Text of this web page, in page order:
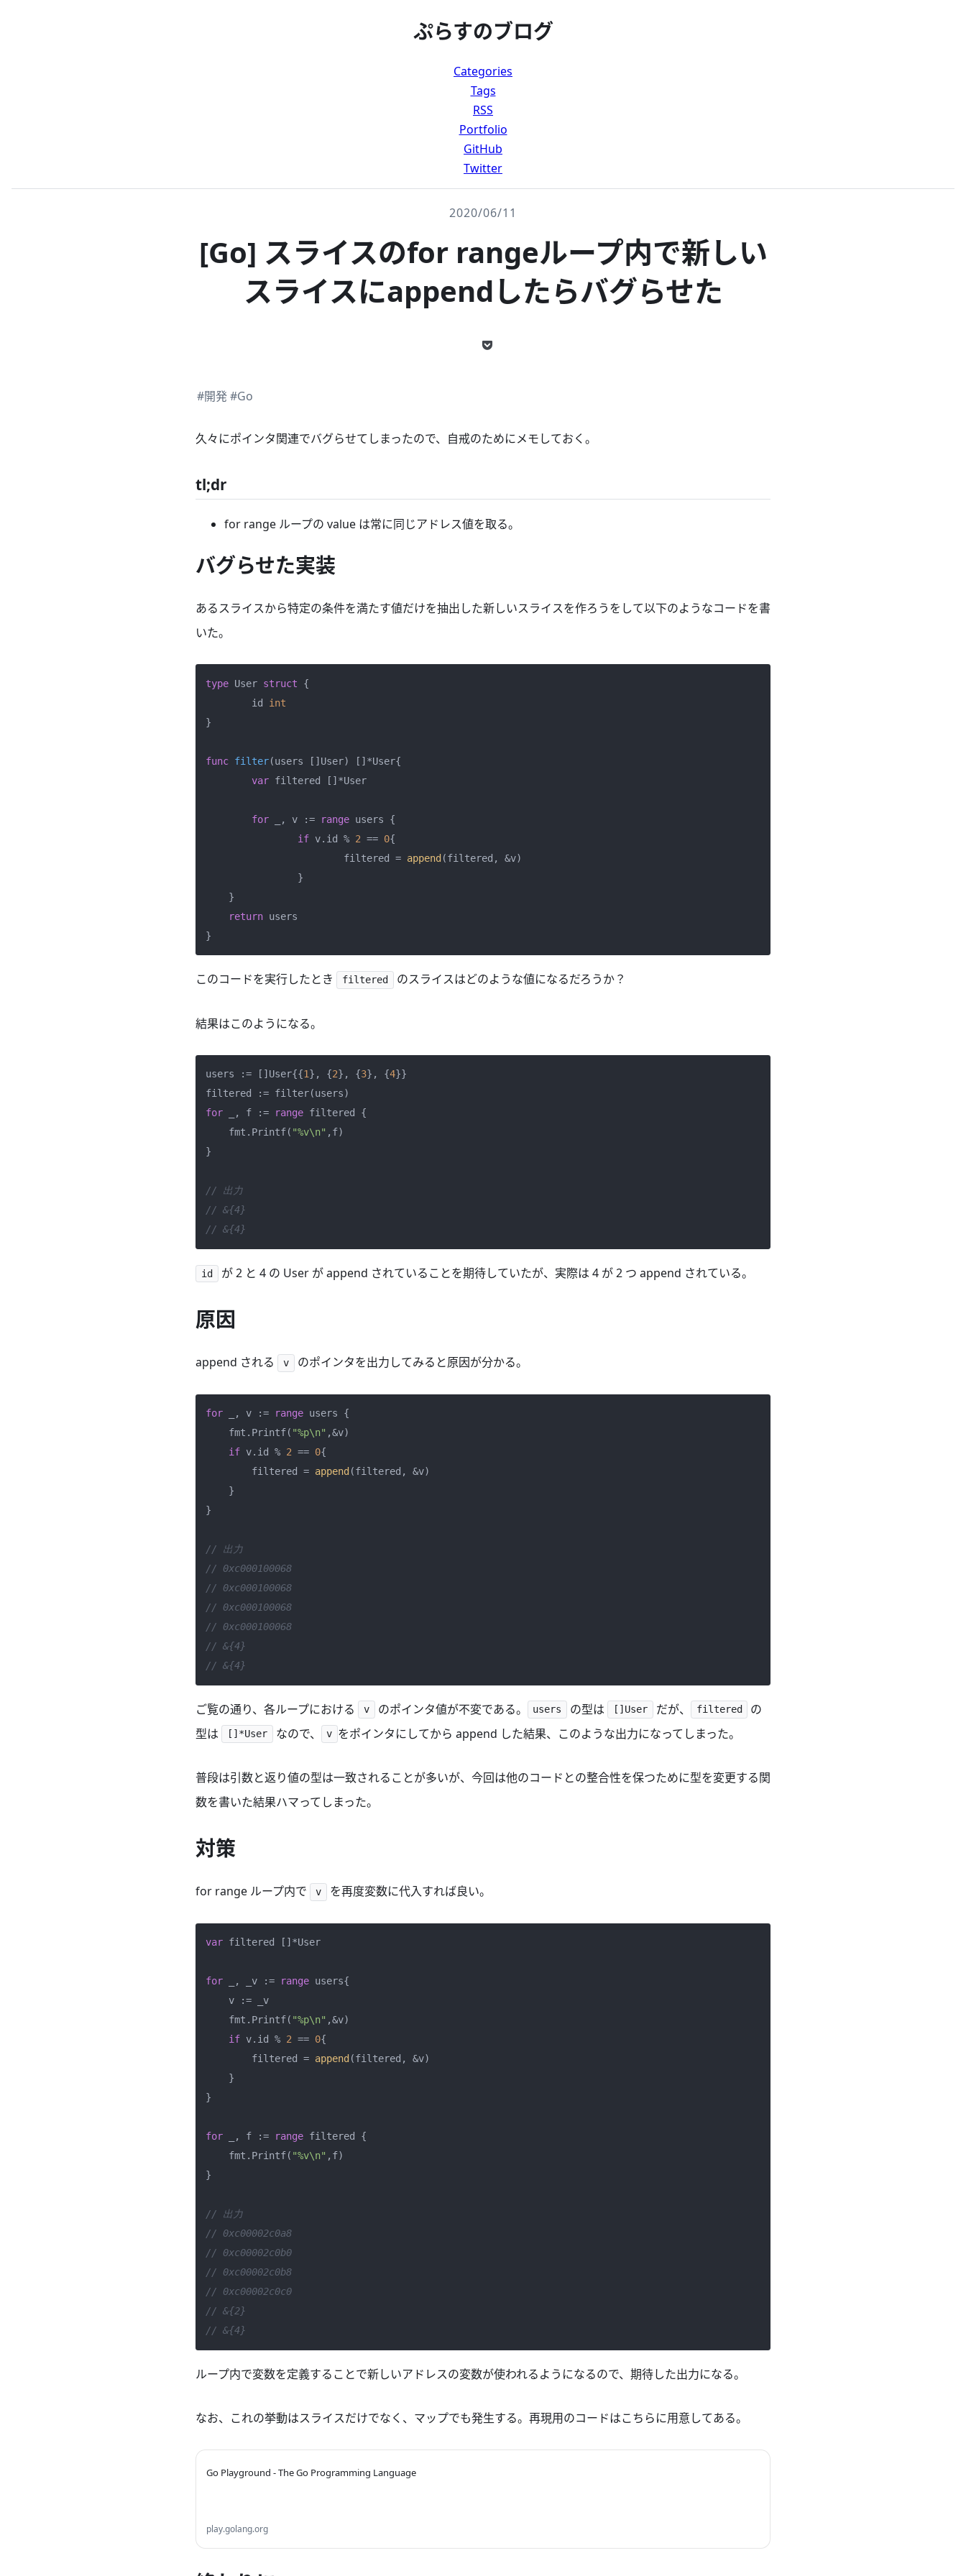
ぷらすのブログ
Categories
Tags
RSS
Portfolio
GitHub
Twitter
2020/06/11
[Go] スライスのfor rangeループ内で新しい
スライスにappendしたらバグらせた
#開発#Go
久々にポインタ関連でバグらせてしまったので、自戒のためにメモしておく。
tl;dr
for range ループの value は常に同じアドレス値を取る。
バグらせた実装
あるスライスから特定の条件を満たす値だけを抽出した新しいスライスを作ろうをして以下のようなコードを書
いた。
type User struct {
	id
int
}
func filter(users []User) []*User{
var filtered []*User
for _, v := range users {
if v.id % 2 == 0{
			filtered =
append (filtered, &v)
    }
return users
このコードを実行したとき filtered のスライスはどのような値になるだろうか？
結果はこのようになる。
users := []User{{1}, {2}, {3}, {4}}
for _, f := range filtered {
    fmt.Printf(
"%v\n" ,f)
}
// 出力
// &{4}
// &{4}
id が 2 と 4 の User が append されていることを期待していたが、実際は 4 が 2 つ append されている。
原因
append される v のポインタを出力してみると原因が分かる。
for _, v := range users {
    fmt.Printf(
"%p\n" ,&v)
if v.id % 2 == 0{
        filtered =
append (filtered, &v)
    }
}
// 出力
// 0xc000100068
// 0xc000100068
// 0xc000100068
// 0xc000100068
// &{4}
// &{4}
ご覧の通り、各ループにおける v のポインタ値が不変である。 users の型は []User だが、 filtered
の
型は
[]*User なので、 v をポインタにしてから append した結果、このような出力になってしまった。
普段は引数と返り値の型は一致されることが多いが、今回は他のコードとの整合性を保つために型を変更する関
数を書いた結果ハマってしまった。
対策
for range ループ内で v を再度変数に代入すれば良い。
var filtered []*User
for _, _v := range users{
    v := _v
    fmt.Printf(
"%p\n" ,&v)
if v.id % 2 == 0{
        filtered =
append (filtered, &v)
    }
}
for _, f := range filtered {
    fmt.Printf(
"%v\n" ,f)
}
// 出力
// 0xc00002c0a8
// 0xc00002c0b0
// 0xc00002c0b8
// 0xc00002c0c0
// &{2}
// &{4}
ループ内で変数を定義することで新しいアドレスの変数が使われるようになるので、期待した出力になる。
なお、これの挙動はスライスだけでなく、マップでも発生する。再現用のコードはこちらに用意してある。
Go Playground - The Go Programming Language
play.golang.org